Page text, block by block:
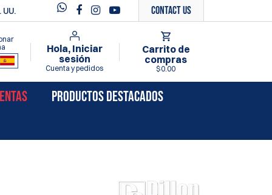
Contact Us
Hola, Iniciar
sesión
Cuenta y pedidos
Carrito de
compras
$0.00
PRODUCTOS DESTACADOS